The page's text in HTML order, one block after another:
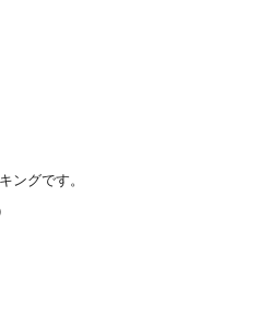
グです。